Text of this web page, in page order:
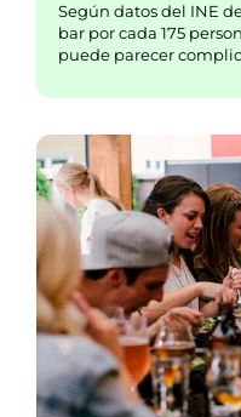
Según datos del INE
bar por cada 175
puede parecer